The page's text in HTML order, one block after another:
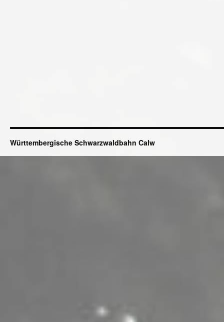
Württembergische Schwarzwaldbahn Calw